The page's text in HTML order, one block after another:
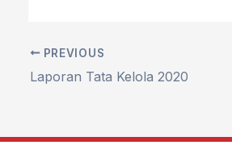
PREVIOUS
Laporan Tata Kelola 2020